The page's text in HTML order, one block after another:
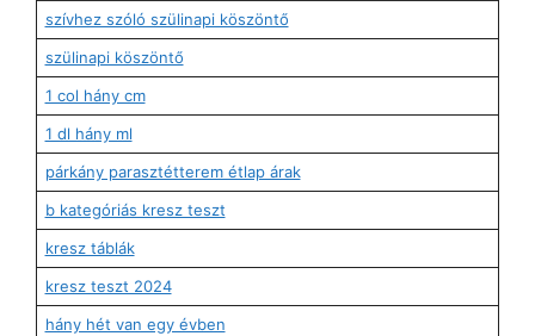
szívhez szóló szülinapi köszöntő
szülinapi köszöntő
1 col hány cm
1 dl hány ml
párkány parasztétterem étlap árak
b kategóriás kresz teszt
kresz táblák
kresz teszt 2024
hány hét van egy évben